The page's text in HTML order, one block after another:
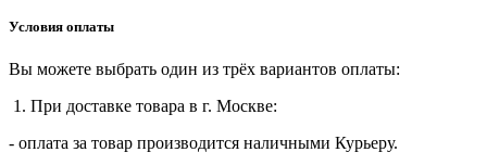
Условия оплаты
Вы можете выбрать один из трёх вариантов оплаты:
1. При доставке товара в г. Москве:
- оплата за товар производится наличными Курьеру.